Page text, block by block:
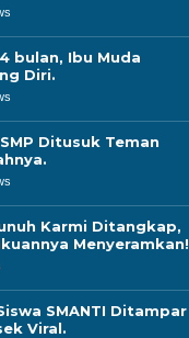
bulan, Ibu Muda
Diri.
Ditusuk Teman
Karmi Ditangkap,
Menyeramkan!
SMANTI Ditampar
Viral.